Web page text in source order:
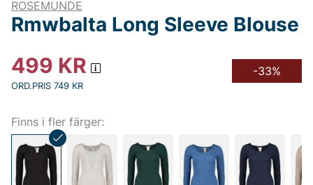
ROSEMUNDE
Rmwbalta Long Sleeve Blouse
499 KR
ORD.PRIS 749 KR
-33%
Finns i fler färger: